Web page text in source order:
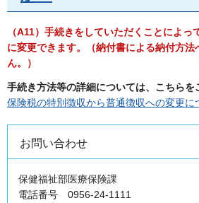
（A11）手続きをしていただくことによっ
に変更できます。（納付書による納付方法
ん。）
手続き方法等の詳細については、こちら
保険税の特別徴収から普通徴収への変更に
お問い合わせ
保健福祉部医療保険課
電話番号 0956-24-1111